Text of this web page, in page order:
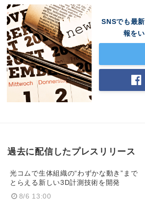
SNSでも最
報を
過去に配信したプレスリリース
光コムで生体組織の“わずかな動き”まで
とらえる新しい3D計測技術を開発
8/6 13:00